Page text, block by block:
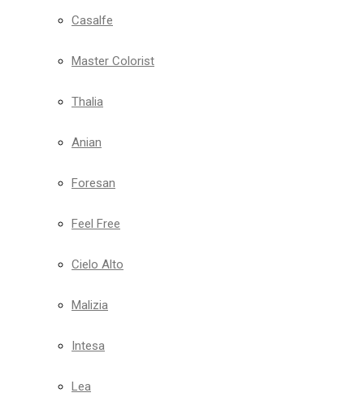
Casalfe
Master Colorist
Thalia
Anian
Foresan
Feel Free
Cielo Alto
Malizia
Intesa
Lea